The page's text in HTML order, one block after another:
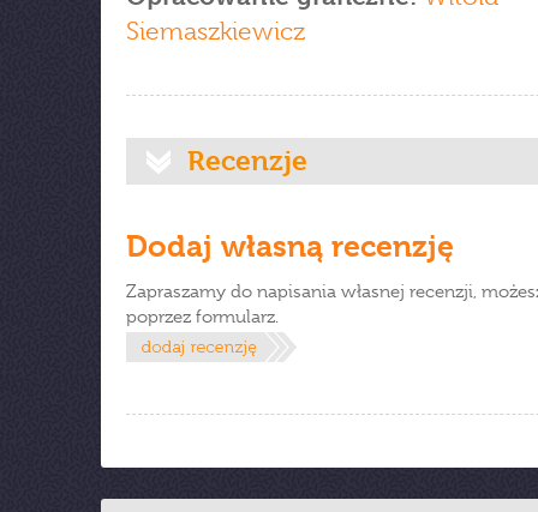
Siemaszkiewicz
Recenzje
Dodaj własną recenzję
Zapraszamy do napisania własnej recenzji,
poprzez formularz.